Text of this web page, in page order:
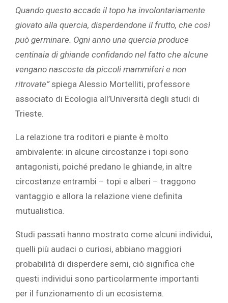
Quando questo accade il topo ha involontariamente
giovato alla quercia, disperdendone il frutto, che così
può germinare. Ogni anno una quercia produce
centinaia di ghiande confidando nel fatto che alcune
vengano nascoste da piccoli mammiferi e non
ritrovate”spiega Alessio Mortelliti, professore
associato di Ecologia all’Università degli studi di
Trieste.
La relazione tra roditori e piante è molto
ambivalente: in alcune circostanze i topi sono
antagonisti, poiché predano le ghiande, in altre
circostanze entrambi – topi e alberi – traggono
vantaggio e allora la relazione viene definita
mutualistica.
Studi passati hanno mostrato come alcuni individui,
quelli più audaci o curiosi, abbiano maggiori
probabilità di disperdere semi, ciò significa che
questi individui sono particolarmente importanti
per il funzionamento di un ecosistema.